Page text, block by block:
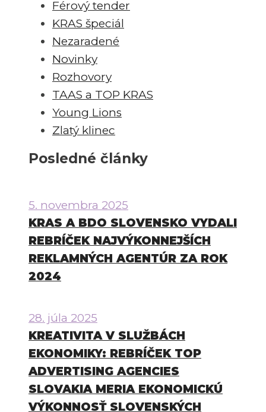
Férový tender
KRAS špeciál
Nezaradené
Novinky
Rozhovory
TAAS a TOP KRAS
Young Lions
Zlatý klinec
Posledné články
5. novembra 2025
KRAS A BDO SLOVENSKO VYDALI
REBRÍČEK NAJVÝKONNEJŠÍCH
REKLAMNÝCH AGENTÚR ZA ROK
2024
28. júla 2025
KREATIVITA V SLUŽBÁCH
EKONOMIKY: REBRÍČEK TOP
ADVERTISING AGENCIES
SLOVAKIA MERIA EKONOMICKÚ
VÝKONNOSŤ SLOVENSKÝCH